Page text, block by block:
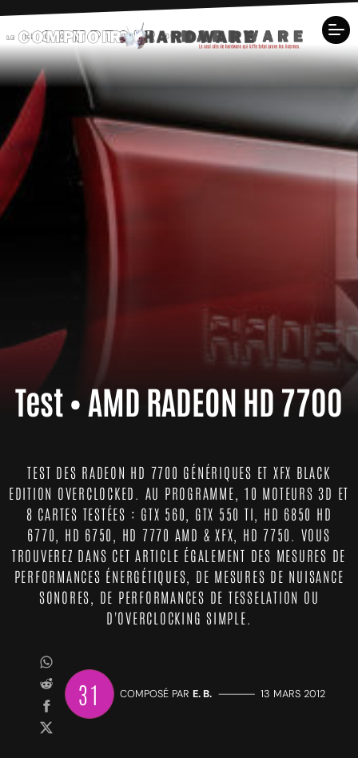
Test • AMD RADEON HD 7700
TEST DES RADEON HD 7700 GÉNÉRIQUES ET XFX BLACK
EDITION OVERCLOCKED. AU PROGRAMME, 10 MOTEURS 3D ET
8 CARTES TESTÉES : GTX 560, GTX 550 TI, HD 6850 HD
6770, HD 6750, HD 7770 AMD & XFX, HD 7750. VOUS
TROUVEREZ DANS CET ARTICLE ÉGALEMENT DES MESURES DE
PERFORMANCES ÉNERGÉTIQUES, DE MESURES DE NUISANCE
SONORES, DE PERFORMANCES DE TESSELATION OU
D'OVERCLOCKING SIMPLE.
31 COMPOSÉ PAR E. B. ————— 13 MARS 2012